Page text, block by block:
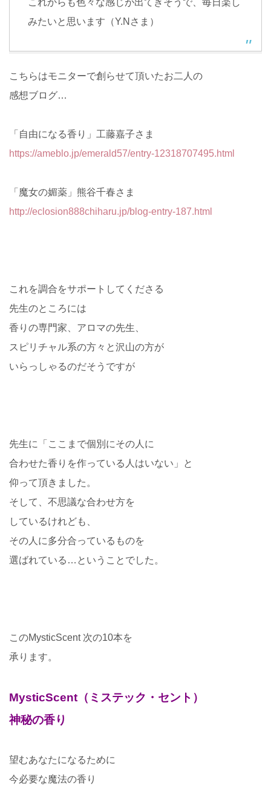
これからも色々な感じが出てきそうで、毎日楽し
みたいと思います（Y.Nさま）
こちらはモニターで創らせて頂いたお二人の
感想ブログ…
「自由になる香り」工藤嘉子さま
https://ameblo.jp/emerald57/entry-12318707495.html
「魔女の媚薬」熊谷千春さま
http://eclosion888chiharu.jp/blog-entry-187.html
これを調合をサポートしてくださる
先生のところには
香りの専門家、アロマの先生、
スピリチャル系の方々と沢山の方が
いらっしゃるのだそうですが
先生に「ここまで個別にその人に
合わせた香りを作っている人はいない」と
仰って頂きました。
そして、不思議な合わせ方を
しているけれども、
その人に多分合っているものを
選ばれている…ということでした。
このMysticScent 次の10本を
承ります。
MysticScent（ミステック・セント）
神秘の香り
望むあなたになるために
今必要な魔法の香り